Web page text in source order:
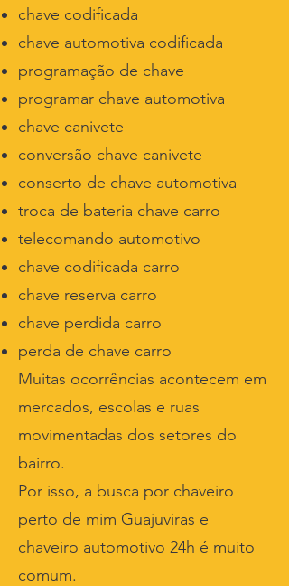
chave codificada
chave automotiva codificada
programação de chave
programar chave automotiva
chave canivete
conversão chave canivete
conserto de chave automotiva
troca de bateria chave carro
telecomando automotivo
chave codificada carro
chave reserva carro
chave perdida carro
perda de chave carro
Muitas ocorrências acontecem em
mercados, escolas e ruas
movimentadas dos setores do
bairro.
Por isso, a busca por chaveiro
perto de mim Guajuviras e
chaveiro automotivo 24h é muito
comum.